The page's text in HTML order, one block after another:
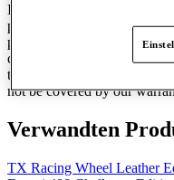
In some cases, gloves will
perspiration. In other cases,
phenomenon in a
cannot recommend the use
the market. Any wear
not be covered by our
Verwandten
TX Racing Wheel Leather